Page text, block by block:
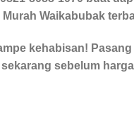
Murah Waikabubak
kehabisan! Pasang
sebelum